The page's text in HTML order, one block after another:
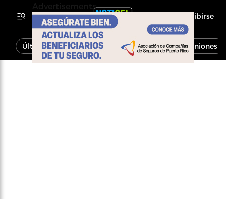
Inscribirse
Última Hora Noticias Economía Opiniones
Advertisements